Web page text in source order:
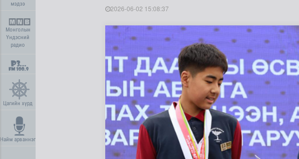
мэдээ
Монголын
Үндэсний
радио
Цагийн хүрд
Найм арваннэг
2026-06-02 15:08:37